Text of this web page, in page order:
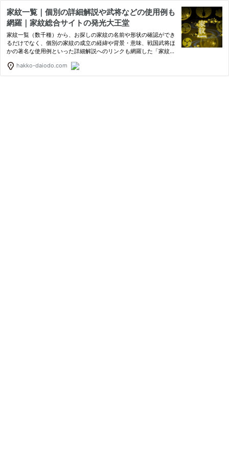
家紋一覧｜個別の詳細解説や武将などの使用例も
網羅｜家紋総合サイトの発光大王堂
家紋一覧（数千種）から、お探しの家紋の名前や形状の確認ができ
るだけでなく、個別の家紋の成立の経緯や背景・意味、戦国武将ほ
かの著名な使用例といった詳細解説へのリンクも網羅した「家紋総
hakko-daiodo.com